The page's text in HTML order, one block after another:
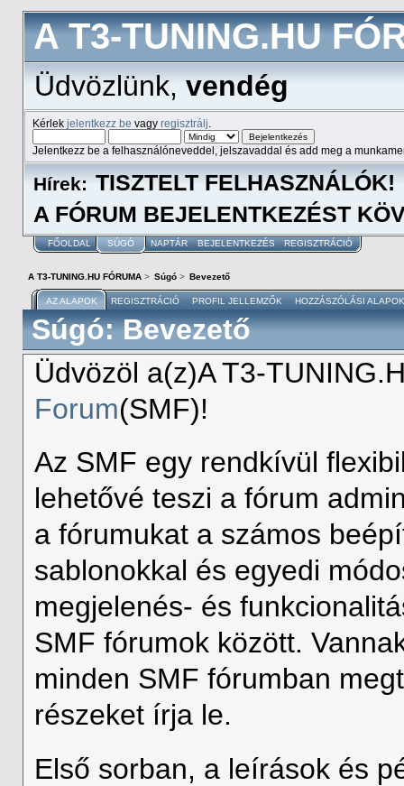
A T3-TUNING.HU
Üdvözlünk,vendég
Kérlek jelentkezz be vagy regisztrálj
Jelentkezz be a felhasználóneveddel, jelszavaddal és add meg a
Hírek: TISZTELT FELHASZNÁLÓK!
A FÓRUM BEJELENTKEZÉST
FŐOLDAL SÚGÓ NAPTÁR BEJELENTKEZÉS REGISZTRÁCIÓ
A T3-TUNING.HU FÓRUMA> Súgó > Bevezető
AZ ALAPOK REGISZTRÁCIÓ PROFIL JELLEMZŐK HOZZÁSZÓLÁSI ALAPOK
Súgó: Bevezető
Üdvözöl a(z)A T3-
Forum(SMF)!
Az SMF egy rendkívül
lehetővé teszi a fórum
a fórumukat a számos
sablonokkal és egyedi
megjelenés- és
SMF fórumok között.
minden SMF fórumban
részeket írja le.
Első sorban, a leírások és